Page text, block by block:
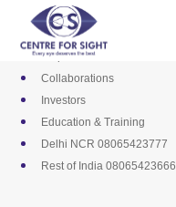
content
Media
Career
Empanelments
Collaborations
Investors
Education & Training
Delhi NCR 08065423777
Rest of India 08065423666